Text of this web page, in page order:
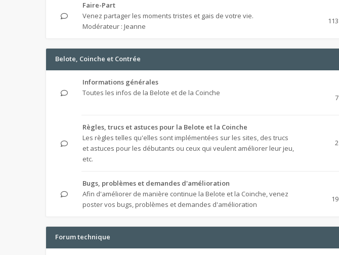
Faire-Part
Venez partager les moments tristes et gais de votre vie.
Modérateur : Jeanne
113
Belote, Coinche et Contrée
Informations générales
Toutes les infos de la Belote et de la Coinche
7
Règles, trucs et astuces pour la Belote et la Coinche
Les règles telles qu'elles sont implémentées sur les sites, des trucs
et astuces pour les débutants ou ceux qui veulent améliorer leur jeu,
etc.
2
Bugs, problèmes et demandes d'amélioration
Afin d'améliorer de manière continue la Belote et la Coinche, venez
poster vos bugs, problèmes et demandes d'amélioration
19
Forum technique